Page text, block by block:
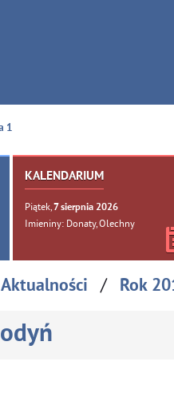
1
KALENDARIUM
Piątek, 7sierpnia 2026
Imieniny: Donaty, Olechny
Aktualności / Rok